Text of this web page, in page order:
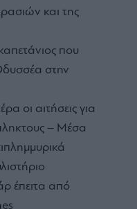
και της
που
στην
οι αιτήσεις για
– Μέσα
έπειτα από